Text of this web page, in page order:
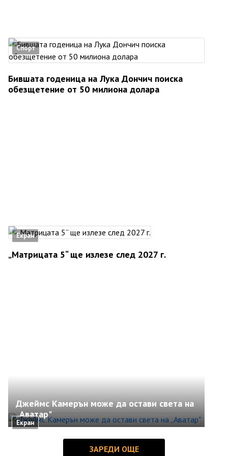
Спорт
Бившата годеница на Лука Дончич поиска
обезщетение от 50 милиона долара
Екран
„Матрицата 5“ ще излезе след 2027 г.
Екран
Джеймс Камерън може да остави света на
„Аватар"